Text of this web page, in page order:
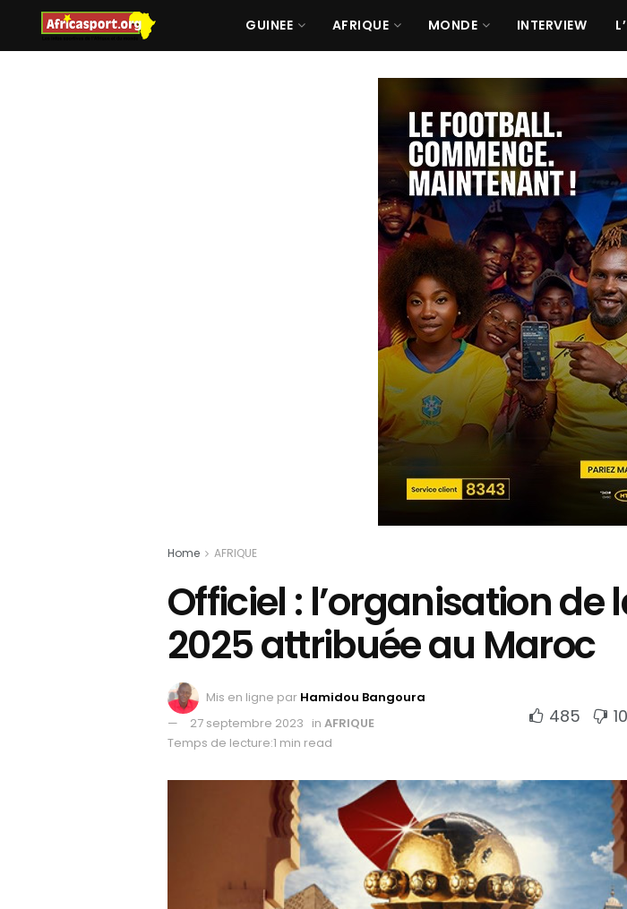
GUINEE AFRIQUE MONDE INTERVIEW
Home AFRIQUE
Officiel : l’organisation de
2025 attribuée au Maroc
Mis en ligne par Hamidou Bangoura
27 septembre 2023 in AFRIQUE
Temps de lecture:1 min read
485 10